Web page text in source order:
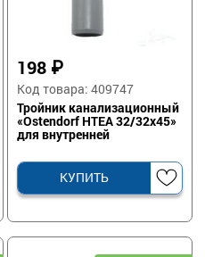
198 ₽
Код товара: 409747
Тройник канализационный
«Ostendorf HTEA 32/32х45»
для внутренней
канализации
КУПИТЬ